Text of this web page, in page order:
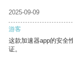
2025-09-09
游客
这款加速器app的安全
证。